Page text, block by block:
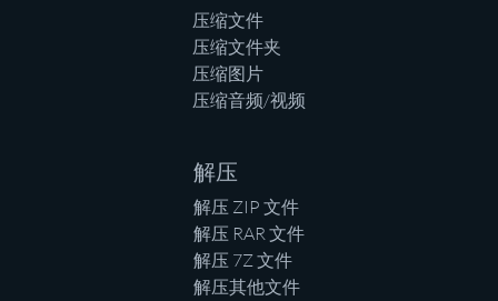
压缩文件
压缩文件夹
压缩图片
压缩音频/视频
解压
解压 ZIP 文件
解压 RAR 文件
解压 7Z 文件
解压其他文件